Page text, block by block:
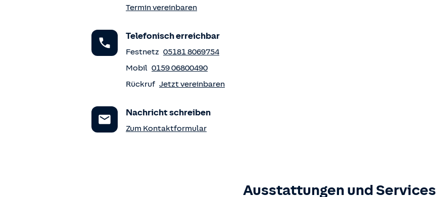
Termin vereinbaren
Telefonisch erreichbar
Festnetz 05181 8069754
Mobil 0159 06800490
Rückruf Jetzt vereinbaren
Nachricht schreiben
Zum Kontaktformular
Ausstattungen und Services